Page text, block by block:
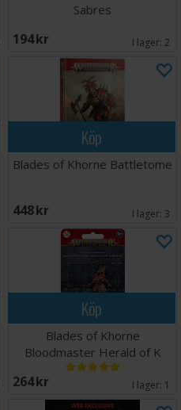
Sabres
194 SEK I lager: 2
Köp
Blades of Khorne Battletome
448 SEK I lager: 3
Köp
Blades of Khorne
Bloodmaster Herald of K
264 SEK I lager: 1